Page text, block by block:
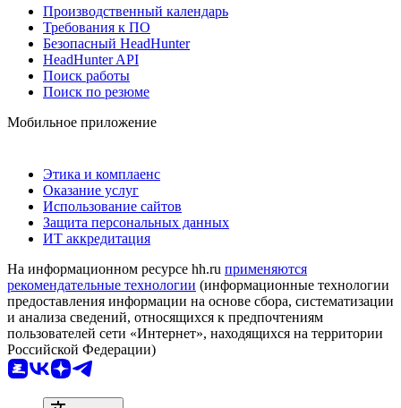
Производственный календарь
Требования к ПО
Безопасный HeadHunter
HeadHunter API
Поиск работы
Поиск по резюме
Мобильное приложение
Этика и комплаенс
Оказание услуг
Использование сайтов
Защита персональных данных
ИТ аккредитация
На информационном ресурсе hh.ru применяются
рекомендательные технологии (информационные технологии
предоставления информации на основе сбора, систематизации
и анализа сведений, относящихся к предпочтениям
пользователей сети «Интернет», находящихся на территории
Российской Федерации)